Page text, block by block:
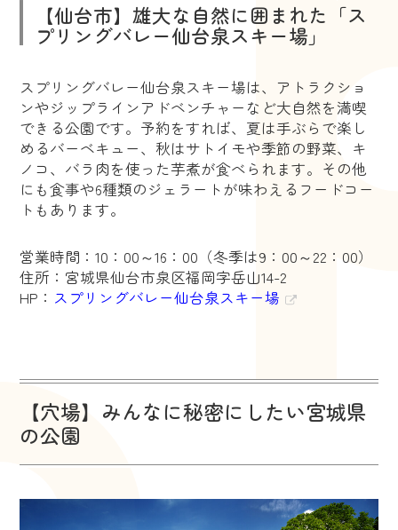
【仙台市】雄大な自然に囲まれた「ス
プリングバレー仙台泉スキー場」
スプリングバレー仙台泉スキー場は、アトラクショ
ンやジップラインアドベンチャーなど大自然を満喫
できる公園です。予約をすれば、夏は手ぶらで楽し
めるバーベキュー、秋はサトイモや季節の野菜、キ
ノコ、バラ肉を使った芋煮が食べられます。その他
にも食事や6種類のジェラートが味わえるフードコー
トもあります。
営業時間：10：00～16：00（冬季は9：00～22：00）
住所：宮城県仙台市泉区福岡字岳山14-2
HP： スプリングバレー仙台泉スキー場
【穴場】みんなに秘密にしたい宮城県
の公園